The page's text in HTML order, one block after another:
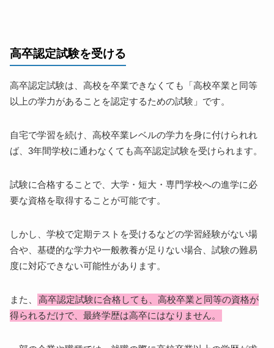
高卒認定試験を受ける
高卒認定試験は、高校を卒業できなくても「高校卒業と同等
以上の学力があることを認定するための試験」です。
自宅で学習を続け、高校卒業レベルの学力を身に付けられれ
ば、3年間学校に通わなくても高卒認定試験を受けられます。
試験に合格することで、大学・短大・専門学校への進学に必
要な資格を取得することが可能です。
しかし、学校で定期テストを受けるなどの学習経験がない場
合や、基礎的な学力や一般教養が足りない場合、試験の難易
度に対応できない可能性があります。
また、
高卒認定試験に合格しても、高校卒業と同等の資格が
得られるだけで、最終学歴は高卒にはなりません。